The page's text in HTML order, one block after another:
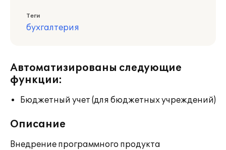
Теги
бухгалтерия
Автоматизированы следующие
функции:
Бюджетный учет (для бюджетных учреждений)
Описание
Внедрение программного продукта